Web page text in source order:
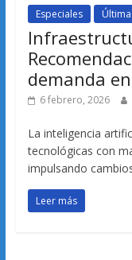
Especiales
demanda
6 febrero, 2026
La inteligencia
tecnológicas con
impulsando
Leer más